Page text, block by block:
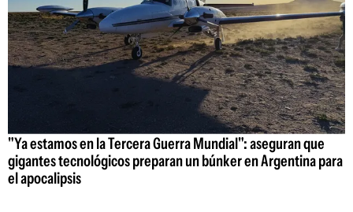
"Ya estamos en la Tercera Guerra Mundial": aseguran que
gigantes tecnológicos preparan un búnker en Argentina para
el apocalipsis